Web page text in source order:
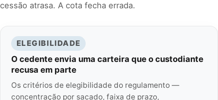
cessão atrasa. A cota fecha errada.
ELEGIBILIDADE
O cedente envia uma carteira que o custodiante
recusa em parte
Os critérios de elegibilidade do regulamento —
concentração por sacado, faixa de prazo,